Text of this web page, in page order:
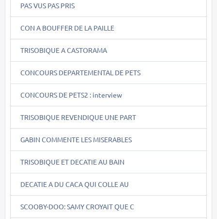
PAS VUS PAS PRIS
CON A BOUFFER DE LA PAILLE
TRISOBIQUE A CASTORAMA
CONCOURS DEPARTEMENTAL DE PETS
CONCOURS DE PETS2 : interview
TRISOBIQUE REVENDIQUE UNE PART
GABIN COMMENTE LES MISERABLES
TRISOBIQUE ET DECATIE AU BAIN
DECATIE A DU CACA QUI COLLE AU
SCOOBY-DOO: SAMY CROYAIT QUE C